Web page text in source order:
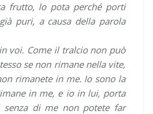
frutto, lo pota perché porti
puri, a causa della parola
voi. Come il tralcio non può
se non rimane nella vite,
rimanete in me. Io sono la
in me, e io in lui, porta
di me non potete far